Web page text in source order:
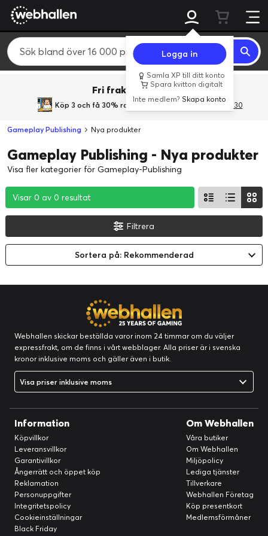
Logga in
Samla XP till ditt konto
Spara kvitton digitalt
Inte medlem?Skapa konto
Fri frakt över 800 kr.
Köp 3 och få 30% rabatt med rabattkoden 3Gives30
Gameplay Publishing Nya produkter
Gameplay Publishing - Nya produkter
Visa fler kategorier för Gameplay-Publishing
Visar 0 av 0 resultat
Visar 0 av 0 resultat
Visar 0 av 0 resultat
Filtrera
Sortera på: Rekommenderad
Webhallen skickar beställda varor inom 24 timmar om du väljer
expressfrakt, om de finns i vårt webblager. Alla priser är i svenska
kronor inklusive moms och gäller även i butik.
Visa priser inklusive moms
Information
Köpvillkor
Leveransvillkor
Garantivillkor
Ångerrätt och öppet köp
Reklamation
Personuppgifter
Integritetspolicy
Cookieinställningar
Black Friday
Om Webhallen
Våra butiker
Om Webhallen
Miljöpolicy
Lediga tjänster
Tillverkare
Webhallen Företag
Köp presentkort
Medlemsförmåner